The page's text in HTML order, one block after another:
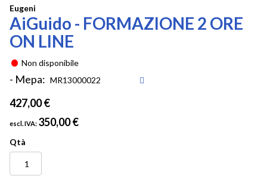
Vai
all'inizio
della
galleria
immagini
Eugeni
AiGuido - FORMAZIONE 2 ORE
ON LINE
427,00 €
350,00 €
Non disponibile
- Mepa:
Qtà